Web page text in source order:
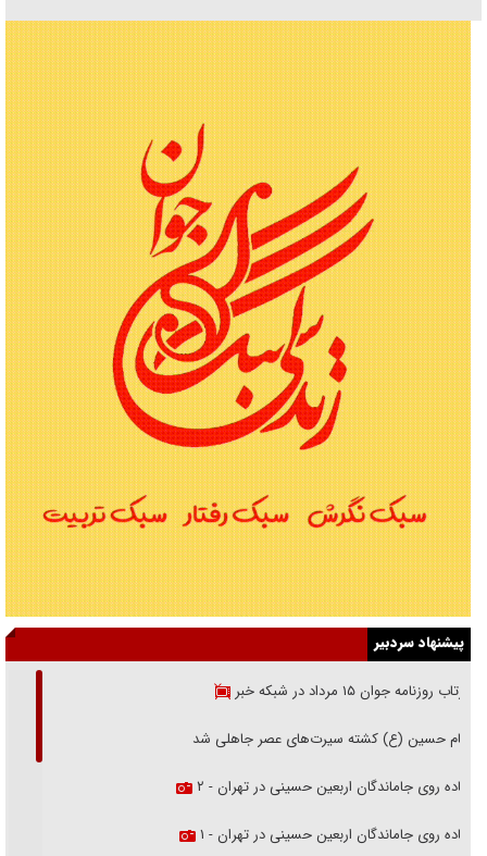
پیشنهاد سردبیر
بازتاب روزنامه جوان ۱۵ مرداد در شبکه خبر
امام حسین (ع) کشته سیرت‌های عصر جاهلی شد
پیاده روی جاماندگان اربعین حسینی در تهران - ۲
پیاده روی جاماندگان اربعین حسینی در تهران - ۱